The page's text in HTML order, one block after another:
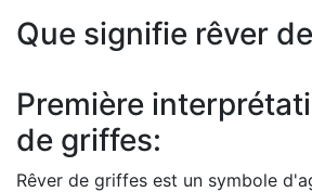
Que signifie rêver
Première
de griffes:
Rêver de griffes est un symbole